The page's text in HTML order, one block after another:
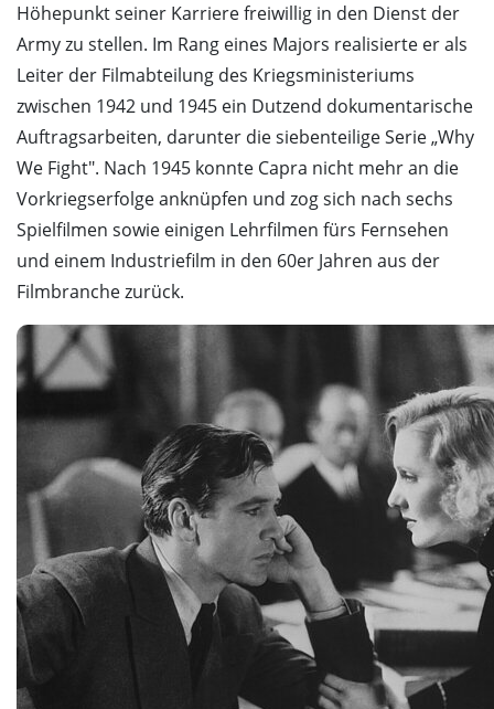
Höhepunkt seiner Karriere freiwillig in den Dienst der
Army zu stellen. Im Rang eines Majors realisierte er als
Leiter der Filmabteilung des Kriegsministeriums
zwischen 1942 und 1945 ein Dutzend dokumentarische
Auftragsarbeiten, darunter die siebenteilige Serie „Why
We Fight". Nach 1945 konnte Capra nicht mehr an die
Vorkriegserfolge anknüpfen und zog sich nach sechs
Spielfilmen sowie einigen Lehrfilmen fürs Fernsehen
und einem Industriefilm in den 60er Jahren aus der
Filmbranche zurück.